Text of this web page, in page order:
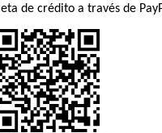
de crédito a través de